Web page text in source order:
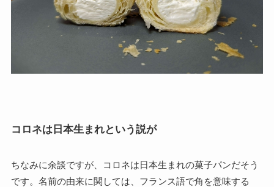
コロネは日本生まれという説が
ちなみに余談ですが、コロネは日本生まれの菓子パンだそう
です。名前の由来に関しては、フランス語で角を意味する